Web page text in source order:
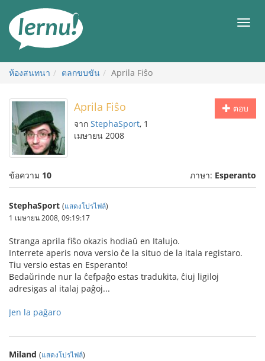
สารบัญ
เมนู
ห้องสนทนา ตลกขบขัน Aprila Fiŝo
ตอบ
Aprila Fiŝo
จาก StephaSport, 1
เมษายน 2008
ข้อความ 10 ภาษา: Esperanto
StephaSport (แสดงโปรไฟล์)
1 เมษายน 2008, 09:19:17
Stranga aprila fiŝo okazis hodiaŭ en Italujo.
Interrete aperis nova versio ĉe la situo de la itala registaro.
Tiu versio estas en Esperanto!
Bedaŭrinde nur la ĉefpaĝo estas tradukita, ĉiuj ligiloj
adresigas al italaj paĝoj...
Jen la paĝaro
Miland (แสดงโปรไฟล์)